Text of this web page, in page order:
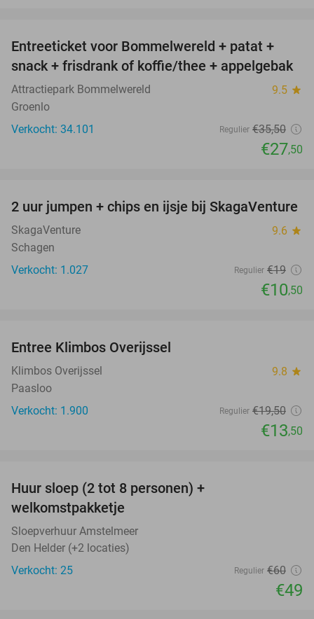
23%
Entreeticket voor Bommelwereld + patat +
snack + frisdrank of koffie/thee + appelgebak
Attractiepark Bommelwereld 9.5 star
Groenlo
Verkocht: 34.101
Regulier €35,50
€27,50
45%
2 uur jumpen + chips en ijsje bij SkagaVenture
SkagaVenture 9.6 star
Schagen
Verkocht: 1.027
Regulier €19
€10,50
Entree Klimbos Overijssel
Klimbos Overijssel 9.8 star
Paasloo
Verkocht: 1.900
Regulier €19,50
€13,50
Huur sloep (2 tot 8 personen) +
welkomstpakketje
Sloepverhuur Amstelmeer
Den Helder (+2 locaties)
Verkocht: 25
Regulier €60
€49